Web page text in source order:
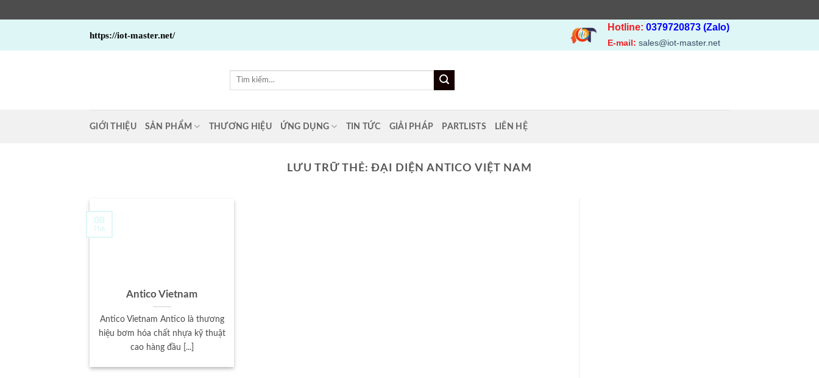
https://iot-master.net/
Hotline: 0379720873 (Zalo)
E-mail: sales@iot-master.net
Tìm
GIỚI THIỆU SẢN PHẨM THƯƠNG HIỆU ỨNG DỤNG TIN TỨC GIẢI PHÁP PARTLISTS LIÊN HỆ
LƯU TRỮ THẺ:ĐẠI DIỆN ANTICO VIỆT NAM
Antico Vietnam
Antico Vietnam Antico là thương
hiệu bơm hóa chất nhựa kỹ thuật
cao hàng đầu [...]
08
Th6